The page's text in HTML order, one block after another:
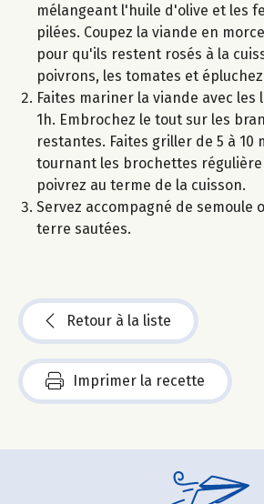
mélangeant l'huile d'olive et les
pilées. Coupez la viande en
pour qu'ils restent rosés à la
poivrons, les tomates et
Faites mariner la viande avec les
1h. Embrochez le tout sur les
restantes. Faites griller de 5 à 10
tournant les brochettes
poivrez au terme de la cuisson.
Servez accompagné de semoule
terre sautées.
Retour à la liste
Imprimer la recette